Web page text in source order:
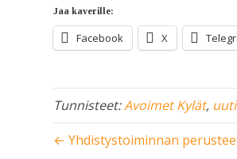
Jaa kaverille:
Facebook X
Tunnisteet:Avoimet Kylät,
← Yhdistystoiminnan